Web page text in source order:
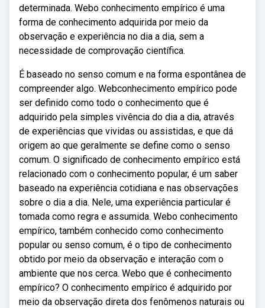
determinada. Webo conhecimento empírico é uma
forma de conhecimento adquirida por meio da
observação e experiência no dia a dia, sem a
necessidade de comprovação científica.
É baseado no senso comum e na forma espontânea de
compreender algo. Webconhecimento empírico pode
ser definido como todo o conhecimento que é
adquirido pela simples vivência do dia a dia, através
de experiências que vividas ou assistidas, e que dá
origem ao que geralmente se define como o senso
comum. O significado de conhecimento empírico está
relacionado com o conhecimento popular, é um saber
baseado na experiência cotidiana e nas observações
sobre o dia a dia. Nele, uma experiência particular é
tomada como regra e assumida. Webo conhecimento
empírico, também conhecido como conhecimento
popular ou senso comum, é o tipo de conhecimento
obtido por meio da observação e interação com o
ambiente que nos cerca. Webo que é conhecimento
empírico? O conhecimento empírico é adquirido por
meio da observação direta dos fenômenos naturais ou